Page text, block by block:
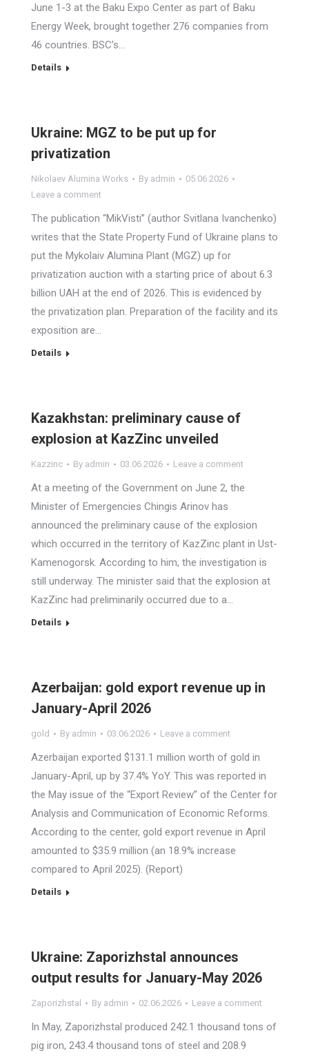
June 1-3 at the Baku Expo Center as part of Baku
Energy Week, brought together 276 companies from
46 countries. BSC’s…
Details
Ukraine: MGZ to be put up for
privatization
Nikolaev Alumina Works By admin
05.06.2026
Leave a comment
The publication “MikVisti” (author Svitlana Ivanchenko)
writes that the State Property Fund of Ukraine plans to
put the Mykolaiv Alumina Plant (MGZ) up for
privatization auction with a starting price of about 6.3
billion UAH at the end of 2026. This is evidenced by
the privatization plan. Preparation of the facility and its
exposition are…
Details
Kazakhstan: preliminary cause of
explosion at KazZinc unveiled
Kazzinc By admin 03.06.2026 Leave a comment
At a meeting of the Government on June 2, the
Minister of Emergencies Chingis Arinov has
announced the preliminary cause of the explosion
which occurred in the territory of KazZinc plant in Ust-
Kamenogorsk. According to him, the investigation is
still underway. The minister said that the explosion at
KazZinc had preliminarily occurred due to a…
Details
Azerbaijan: gold export revenue up in
January-April 2026
gold By admin 03.06.2026 Leave a comment
Azerbaijan exported $131.1 million worth of gold in
January-April, up by 37.4% YoY. This was reported in
the May issue of the “Export Review” of the Center for
Analysis and Communication of Economic Reforms.
According to the center, gold export revenue in April
amounted to $35.9 million (an 18.9% increase
compared to April 2025). (Report)
Details
Ukraine: Zaporizhstal announces
output results for January-May 2026
Zaporizhstal By admin 02.06.2026 Leave a comment
In May, Zaporizhstal produced 242.1 thousand tons of
pig iron, 243.4 thousand tons of steel and 208.9